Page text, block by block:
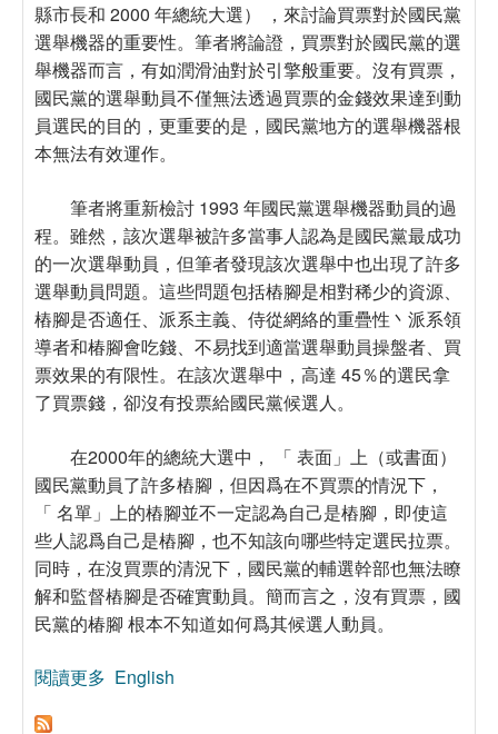
縣市長和 2000 年總統大選） ，來討論買票對於國民黨
選舉機器的重要性。筆者將論證，買票對於國民黨的選
舉機器而言，有如潤滑油對於引擎般重要。沒有買票，
國民黨的選舉動員不僅無法透過買票的金錢效果達到動
員選民的目的，更重要的是，國民黨地方的選舉機器根
本無法有效運作。
筆者將重新檢討 1993 年國民黨選舉機器動員的過
程。雖然，該次選舉被許多當事人認為是國民黨最成功
的一次選舉動員，但筆者發現該次選舉中也出現了許多
選舉動員問題。這些問題包括樁腳是相對稀少的資源、
樁腳是否適任、派系主義、侍從網絡的重疊性丶派系領
導者和椿腳會吃錢、不易找到適當選舉動員操盤者、買
票效果的有限性。在該次選舉中，高達 45％的選民拿
了買票錢，卻沒有投票給國民黨候選人。
在2000年的總統大選中， 「 表面」上（或書面）
國民黨動員了許多樁腳，但因爲在不買票的情況下，
「 名單」上的樁腳並不一定認為自己是樁腳，即使這
些人認爲自己是樁腳，也不知該向哪些特定選民拉票。
同時，在沒買票的清況下，國民黨的輔選幹部也無法瞭
解和監督樁腳是否確實動員。簡而言之，沒有買票，國
民黨的椿腳 根本不知道如何爲其候選人動員。
閱讀更多 關於重返風芒縣：國民黨選舉機器的成功與失敗
English